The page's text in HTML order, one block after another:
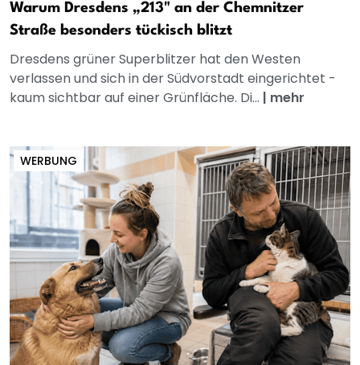
Warum Dresdens „213" an der Chemnitzer
Straße besonders tückisch blitzt
Dresdens grüner Superblitzer hat den Westen
verlassen und sich in der Südvorstadt eingerichtet -
kaum sichtbar auf einer Grünfläche. Di... | mehr
WERBUNG